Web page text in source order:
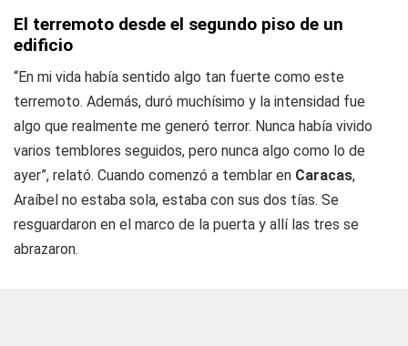
El terremoto desde el segundo piso de un
edificio
“En mi vida había sentido algo tan fuerte como este
terremoto. Además, duró muchísimo y la intensidad fue
algo que realmente me generó terror. Nunca había vivido
varios temblores seguidos, pero nunca algo como lo de
ayer”, relató. Cuando comenzó a temblar en Caracas,
Araíbel no estaba sola, estaba con sus dos tías. Se
resguardaron en el marco de la puerta y allí las tres se
abrazaron.